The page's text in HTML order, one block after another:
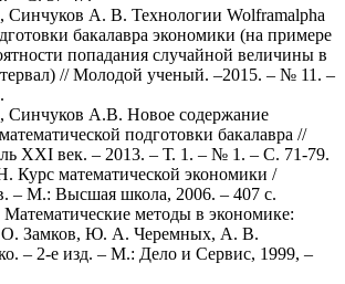
Синчуков А. В. Технологии Wolframalpha
бакалавра экономики (на примере
попадания случайной величины в
// Молодой ученый. –2015. – № 11. –
Синчуков А.В. Новое содержание
подготовки бакалавра //
XXI век. – 2013. – Т. 1. – № 1. – С. 71-79.
Курс математической экономики /
– М.: Высшая школа, 2006. – 407 с.
методы в экономике:
О. Замков, Ю. А. Черемных, А. В.
– 2-е изд. – М.: Дело и Сервис, 1999, –